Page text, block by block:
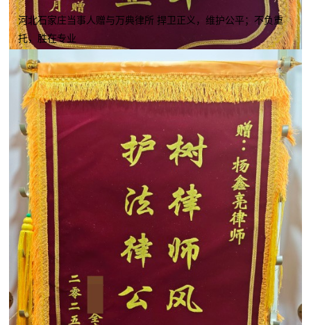
河北石家庄当事人赠与万典律所 捍卫正义，维护公平；不负重
托，胜在专业